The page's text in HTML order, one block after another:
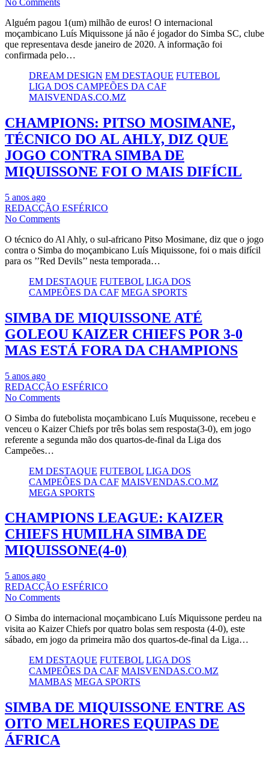
No Comments
Alguém pagou 1(um) milhão de euros! O internacional
moçambicano Luís Miquissone já não é jogador do Simba SC, clube
que representava desde janeiro de 2020. A informação foi
confirmada pelo…
DREAM DESIGN EM DESTAQUE FUTEBOL
LIGA DOS CAMPEÕES DA CAF
MAISVENDAS.CO.MZ
CHAMPIONS: PITSO MOSIMANE,
TÉCNICO DO AL AHLY, DIZ QUE
JOGO CONTRA SIMBA DE
MIQUISSONE FOI O MAIS DIFÍCIL
5 anos ago
REDACÇÃO ESFÉRICO
No Comments
O técnico do Al Ahly, o sul-africano Pitso Mosimane, diz que o jogo
contra o Simba do moçambicano Luís Miquissone, foi o mais difícil
para os ’’Red Devils’’ nesta temporada…
EM DESTAQUE FUTEBOL LIGA DOS
CAMPEÕES DA CAF MEGA SPORTS
SIMBA DE MIQUISSONE ATÉ
GOLEOU KAIZER CHIEFS POR 3-0
MAS ESTÁ FORA DA CHAMPIONS
5 anos ago
REDACÇÃO ESFÉRICO
No Comments
O Simba do futebolista moçambicano Luís Muquissone, recebeu e
venceu o Kaizer Chiefs por três bolas sem resposta(3-0), em jogo
referente a segunda mão dos quartos-de-final da Liga dos
Campeões…
EM DESTAQUE FUTEBOL LIGA DOS
CAMPEÕES DA CAF MAISVENDAS.CO.MZ
MEGA SPORTS
CHAMPIONS LEAGUE: KAIZER
CHIEFS HUMILHA SIMBA DE
MIQUISSONE(4-0)
5 anos ago
REDACÇÃO ESFÉRICO
No Comments
O Simba do internacional moçambicano Luís Miquissone perdeu na
visita ao Kaizer Chiefs por quatro bolas sem resposta (4-0), este
sábado, em jogo da primeira mão dos quartos-de-final da Liga…
EM DESTAQUE FUTEBOL LIGA DOS
CAMPEÕES DA CAF MAISVENDAS.CO.MZ
MAMBAS MEGA SPORTS
SIMBA DE MIQUISSONE ENTRE AS
OITO MELHORES EQUIPAS DE
ÁFRICA